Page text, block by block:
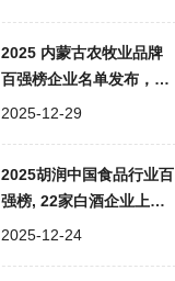
2025 内蒙古农牧业品牌
百强榜企业名单发布，品
牌总值突破 6000 亿元
2025-12-29
2025胡润中国食品行业百
强榜, 22家白酒企业上榜,
百强食品巨头企业名单
2025-12-24